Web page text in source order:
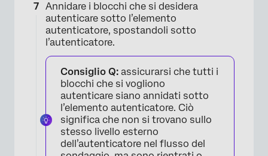
Annidare i blocchi che si desidera
autenticare sotto l’elemento
autenticatore, spostandoli sotto
l’autenticatore.
Consiglio Q: assicurarsi che tutti i
blocchi che si vogliono
autenticare siano annidati sotto
l’elemento autenticatore. Ciò
significa che non si trovano sullo
stesso livello esterno
dell’autenticatore nel flusso del